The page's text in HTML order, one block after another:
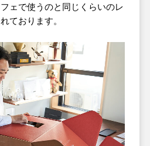
ェで使うのと同じくらいのレ
ております。